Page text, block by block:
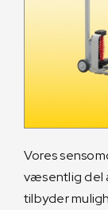
Vores
væsentlig del
tilbyder